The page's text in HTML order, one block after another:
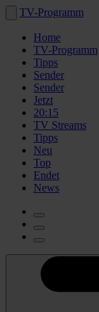
TV-Programm
Home
TV-Programm
Tipps
Sender
Sender
Jetzt
20:15
TV Streams
Tipps
Neu
Top
Endet
News